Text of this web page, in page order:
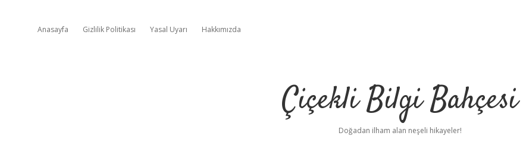
Anasayfa Gizlilik Politikası Yasal Uyarı Hakkımızda
Çiçekli Bilgi Bahçesi
Doğadan ilham alan neşeli hikayeler!